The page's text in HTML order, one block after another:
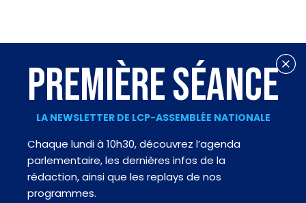
PREMIÈRE SÉANCE
LA NEWSLETTER DE LCP-ASSEMBLÉE NATIONALE
Chaque lundi à 10h30, découvrez l’agenda
parlementaire, les dernières infos de la
rédaction, ainsi que les replays de nos
programmes.